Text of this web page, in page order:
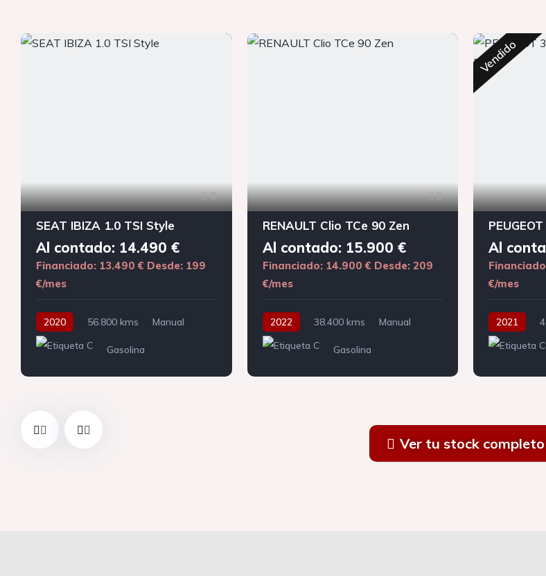
8
SEAT IBIZA 1.0 TSI Style
Al contado: 14.490 €
Financiado: 13.490 € Desde: 199
€/mes
2020 56.800 kms Manual
Gasolina
5
RENAULT Clio TCe 90 Zen
Al contado: 15.900 €
Financiado: 14.900 € Desde: 209
€/mes
2022 38.400 kms Manual
Gasolina
Vendido
Al
€/mes
2021
Ver tu stock completo